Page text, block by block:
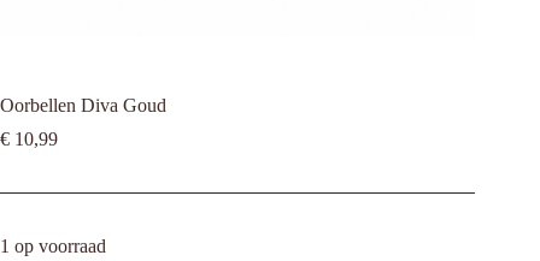
Oorbellen Diva Goud
€ 10,99
1 op voorraad